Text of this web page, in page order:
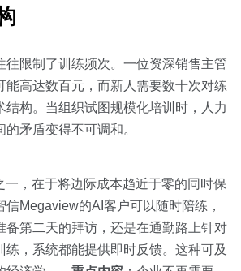
往限制了训练频次。一位资深销售主管
能高达数百元，而新人需要数十次对练
结构。当组织试图规模化培训时，人力
矛盾变得不可调和。
一，在于将边际成本趋近于零的同时保
Megaview的AI客户可以随时陪练，
备第二天的拜访，还是在通勤路上针对
练，系统都能提供即时反馈。这种可及